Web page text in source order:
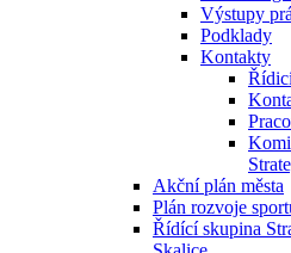
Výstupy
Podklady
Kontakty
Akční plán města
Plán rozvoje
Řídící skupina